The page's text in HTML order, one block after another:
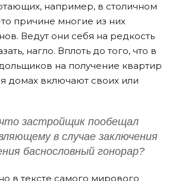
например, в столичном
причине многие из них
Ведут они себя на редкость
нагло. Вплоть до того, что в
на получение квартир
домах включают своих или
застройщик пообещал
в случае заключения
баснословный гонорар?
в тексте самого мирового